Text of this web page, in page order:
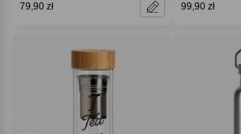
79,90 zł 99,90 zł